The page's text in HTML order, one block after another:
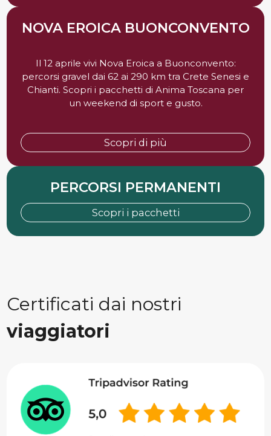
NOVA EROICA BUONCONVENTO
Il 12 aprile vivi Nova Eroica a Buonconvento:
percorsi gravel dai 62 ai 290 km tra Crete Senesi e
Chianti. Scopri i pacchetti di Anima Toscana per
un weekend di sport e gusto.
Scopri di più
PERCORSI PERMANENTI
Scopri i pacchetti
Certificati dai nostri
viaggiatori